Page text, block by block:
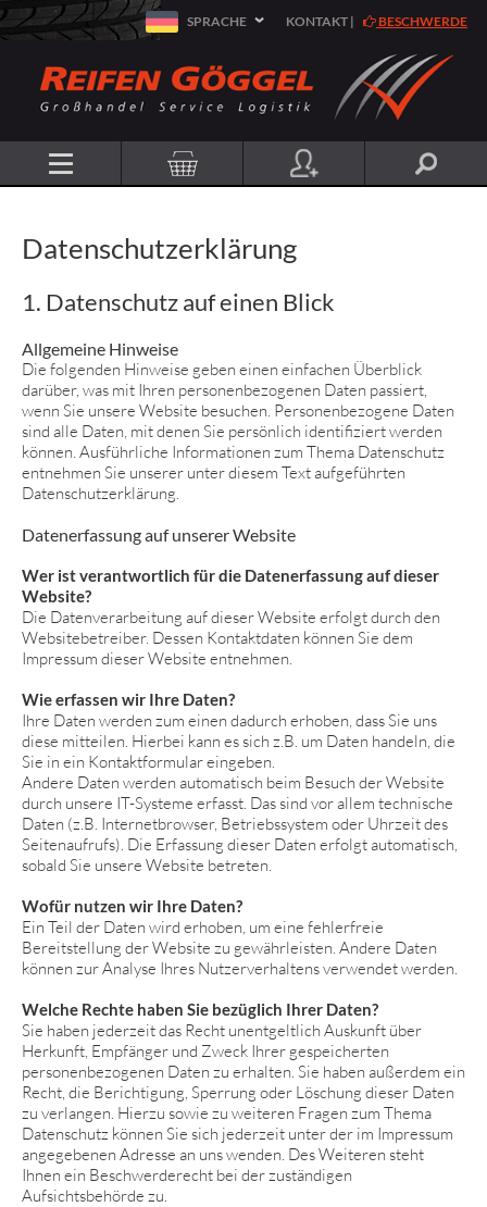
KONTAKT | BESCHWERDE
SPRACHE
Datenschutzerklärung
1. Datenschutz auf einen Blick
Allgemeine Hinweise
Die folgenden Hinweise geben einen einfachen Überblick
darüber, was mit Ihren personenbezogenen Daten passiert,
wenn Sie unsere Website besuchen. Personenbezogene Daten
sind alle Daten, mit denen Sie persönlich identifiziert werden
können. Ausführliche Informationen zum Thema Datenschutz
entnehmen Sie unserer unter diesem Text aufgeführten
Datenschutzerklärung.
Datenerfassung auf unserer Website
Wer ist verantwortlich für die Datenerfassung auf dieser
Website?
Die Datenverarbeitung auf dieser Website erfolgt durch den
Websitebetreiber. Dessen Kontaktdaten können Sie dem
Impressum dieser Website entnehmen.
Wie erfassen wir Ihre Daten?
Ihre Daten werden zum einen dadurch erhoben, dass Sie uns
diese mitteilen. Hierbei kann es sich z.B. um Daten handeln, die
Sie in ein Kontaktformular eingeben.
Andere Daten werden automatisch beim Besuch der Website
durch unsere IT-Systeme erfasst. Das sind vor allem technische
Daten (z.B. Internetbrowser, Betriebssystem oder Uhrzeit des
Seitenaufrufs). Die Erfassung dieser Daten erfolgt automatisch,
sobald Sie unsere Website betreten.
Wofür nutzen wir Ihre Daten?
Ein Teil der Daten wird erhoben, um eine fehlerfreie
Bereitstellung der Website zu gewährleisten. Andere Daten
können zur Analyse Ihres Nutzerverhaltens verwendet werden.
Welche Rechte haben Sie bezüglich Ihrer Daten?
Sie haben jederzeit das Recht unentgeltlich Auskunft über
Herkunft, Empfänger und Zweck Ihrer gespeicherten
personenbezogenen Daten zu erhalten. Sie haben außerdem ein
Recht, die Berichtigung, Sperrung oder Löschung dieser Daten
zu verlangen. Hierzu sowie zu weiteren Fragen zum Thema
Datenschutz können Sie sich jederzeit unter der im Impressum
angegebenen Adresse an uns wenden. Des Weiteren steht
Ihnen ein Beschwerderecht bei der zuständigen
Aufsichtsbehörde zu.